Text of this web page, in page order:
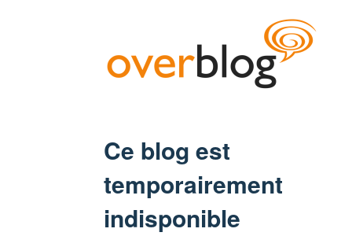
Ce blog est
temporairement
indisponible